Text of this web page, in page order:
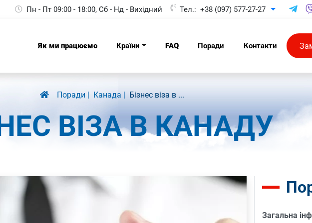
Пн - Пт 09:00 - 18:00, Сб - Нд - Вихідний Тел.: +38 (097) 577-27-27 Toggle
Як ми працюємо Країни FAQ Поради Контакти
Поради Канада Бізнес віза в ...
ВІЗА В КАНАДУ
Загальна